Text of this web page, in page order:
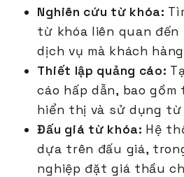
Nghiên cứu từ khóa:
từ khóa liên quan đến
dịch vụ mà khách
Thiết lập quảng cáo:
cáo hấp dẫn, bao gồm
hiển thị và sử dụng từ
Đấu giá từ khóa: Hệ
dựa trên đấu giá,
nghiệp đặt giá thầu